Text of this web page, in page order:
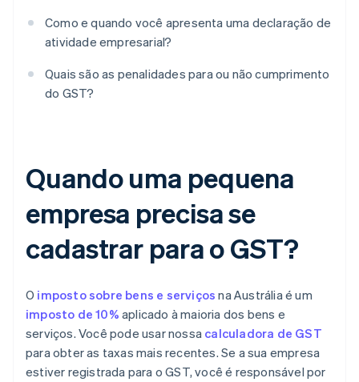
Como e quando você apresenta uma declaração de
atividade empresarial?
Quais são as penalidades para ou não cumprimento
do GST?
Quando uma pequena
empresa precisa se
cadastrar para o GST?
O imposto sobre bens e serviços na Austrália é um
imposto de 10% aplicado à maioria dos bens e
serviços. Você pode usar nossa calculadora de GST
para obter as taxas mais recentes. Se a sua empresa
estiver registrada para o GST, você é responsável por